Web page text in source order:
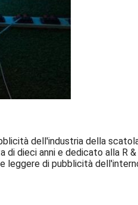
dell'industria della
dieci anni e dedicato alla R &
leggere di pubblicità